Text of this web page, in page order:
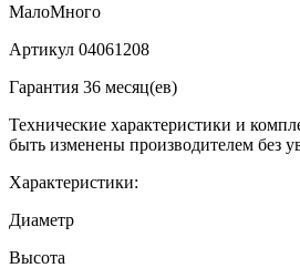
МалоМного
Артикул 04061208
Гарантия 36 месяц(ев)
Технические характеристики и
быть изменены производителем без
Характеристики:
Диаметр
Высота